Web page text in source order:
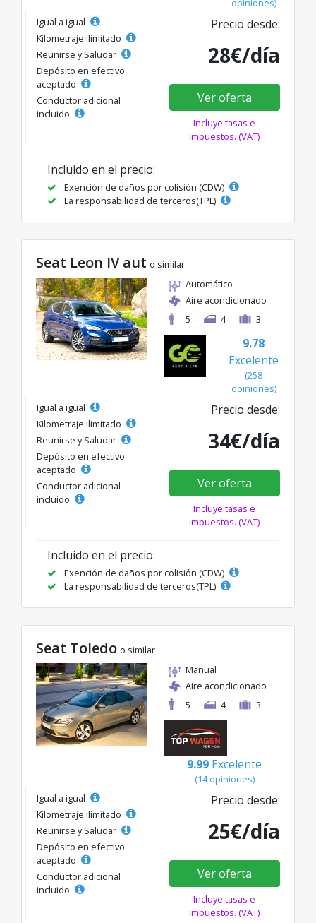
opiniones)
Igual a igual
Kilometraje ilimitado
Reunirse y Saludar
Depósito en efectivo
aceptado
Conductor adicional
incluido
Precio desde:
28€/día
Ver oferta
Incluye tasas e
impuestos. (VAT)
Incluido en el precio:
Exención de daños por colisión (CDW)
La responsabilidad de terceros(TPL)
Seat Leon IV aut o similar
Automático
Aire acondicionado
5
4 3
9.78
Excelente
(258
opiniones)
Igual a igual
Kilometraje ilimitado
Reunirse y Saludar
Depósito en efectivo
aceptado
Conductor adicional
incluido
Precio desde:
34€/día
Ver oferta
Incluye tasas e
impuestos. (VAT)
Incluido en el precio:
Exención de daños por colisión (CDW)
La responsabilidad de terceros(TPL)
Seat Toledo o similar
Manual
Aire acondicionado
5
4 3
9.99 Excelente
(14 opiniones)
Igual a igual
Kilometraje ilimitado
Reunirse y Saludar
Depósito en efectivo
aceptado
Conductor adicional
incluido
Precio desde:
25€/día
Ver oferta
Incluye tasas e
impuestos. (VAT)